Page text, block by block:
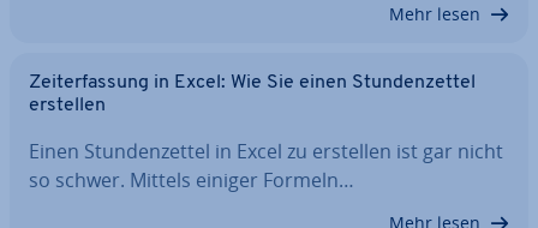
Mehr lesen
Zeit­er­fas­sung in Excel: Wie Sie einen Stun­den­zet­tel
erstellen
Einen Stun­den­zet­tel in Excel zu erstellen ist gar nicht
so schwer. Mittels einiger Formeln…
Mehr lesen